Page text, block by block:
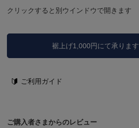
クリックすると別ウインドウで開きます
裾上げ1,000円にて承ります
ご利用ガイド
ご購入者さまからのレビュー